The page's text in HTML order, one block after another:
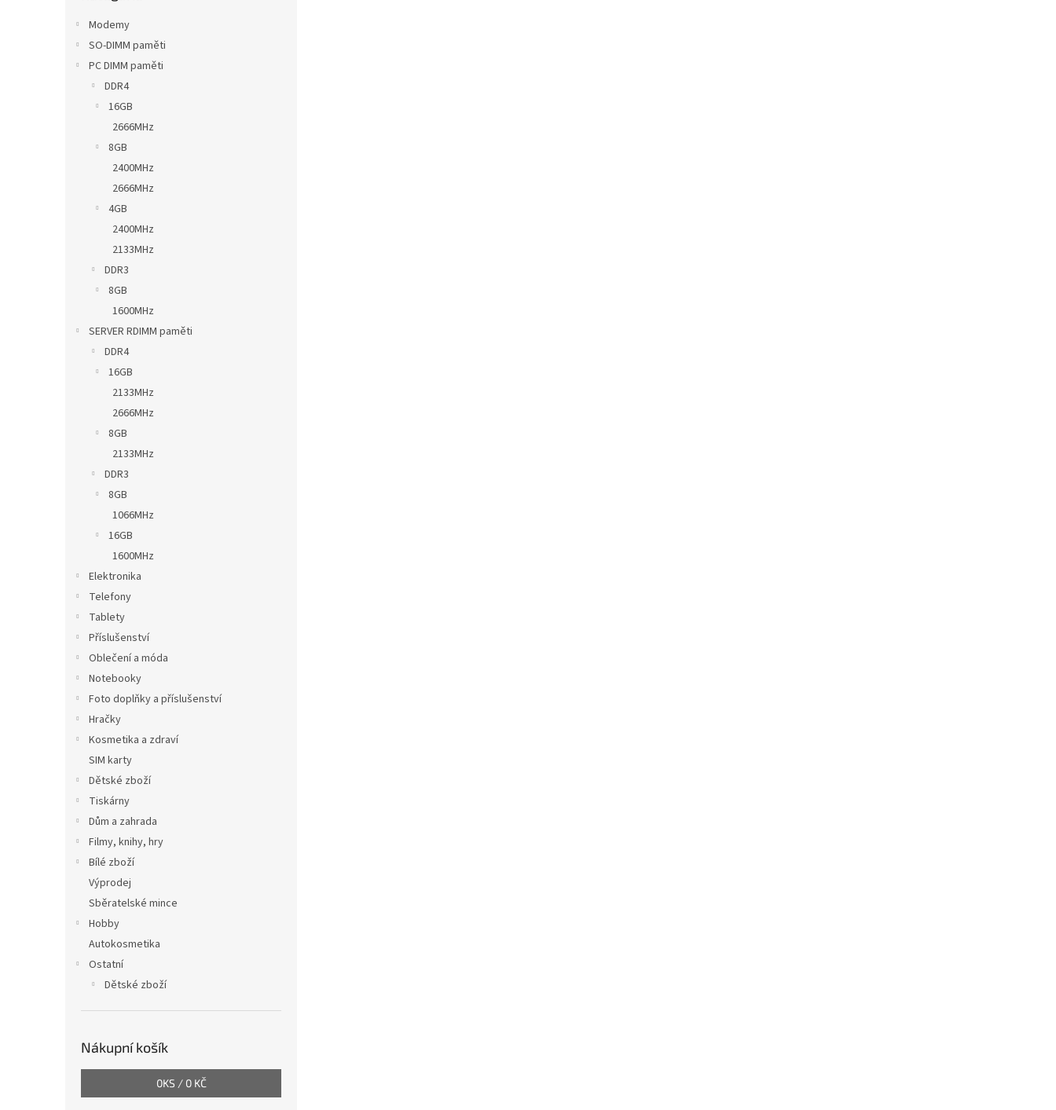
Modemy
SO-DIMM paměti
PC DIMM paměti
DDR4
16GB
2666MHz
8GB
2400MHz
2666MHz
4GB
2400MHz
2133MHz
DDR3
8GB
1600MHz
SERVER RDIMM paměti
DDR4
16GB
2133MHz
2666MHz
8GB
2133MHz
DDR3
8GB
1066MHz
16GB
1600MHz
Elektronika
Telefony
Tablety
Příslušenství
Oblečení a móda
Notebooky
Foto doplňky a příslušenství
Hračky
Kosmetika a zdraví
SIM karty
Dětské zboží
Tiskárny
Dům a zahrada
Filmy, knihy, hry
Bílé zboží
Výprodej
Sběratelské mince
Hobby
Autokosmetika
Ostatní
Dětské zboží
Nákupní košík
0KS / 0 KČ